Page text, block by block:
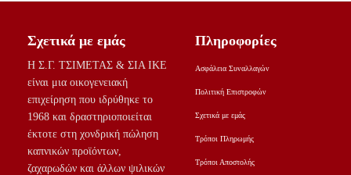
Σχετικά με εμάς
Η Σ.Γ. ΤΣΙΜΕΤΑΣ & ΣΙΑ ΙΚΕ
είναι μια οικογενειακή
επιχείρηση που ιδρύθηκε το
1968 και δραστηριοποιείται
έκτοτε στη χονδρική πώληση
καπνικών προϊόντων,
ζαχαρωδών και άλλων ψιλικών
Πληροφορίες
Ασφάλεια Συναλλαγών
Πολιτική Επιστροφών
Σχετικά με εμάς
Τρόποι Πληρωμής
Τρόποι Αποστολής